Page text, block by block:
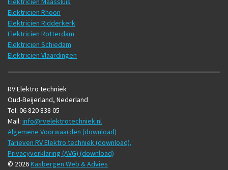
Elektricien Rhoon
Elektricien Ridderkerk
Elektricien Rotterdam
Elektricien Schiedam
Elektricien Vlaardingen
RV Elektro techniek
Oud-Beijerland, Nederland
Tel: 06 820 838 05
Mail: info@rvelektrotechniek.nl
Algemene Voorwaarden (download)
Tarieven RV Elektro techniek (download).
Privacyverklaring (AVG) (download)
© 2026Kasbergen Web & Advies